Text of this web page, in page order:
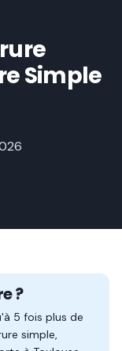
Simple
?
5 fois plus de
simple,